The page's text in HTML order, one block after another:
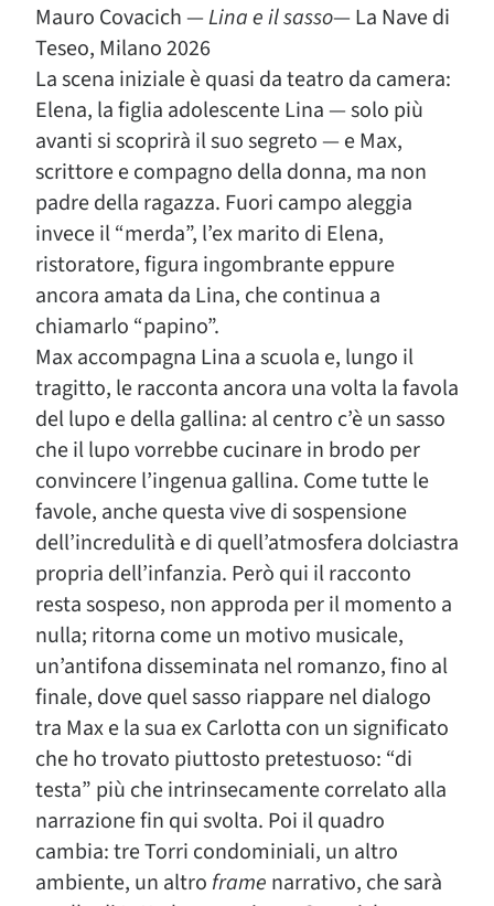
Mauro Covacich —Lina e il sasso— La Nave di
Teseo, Milano 2026
La scena iniziale è quasi da teatro da camera:
Elena, la figlia adolescente Lina — solo più
avanti si scoprirà il suo segreto — e Max,
scrittore e compagno della donna, ma non
padre della ragazza. Fuori campo aleggia
invece il “merda”, l’ex marito di Elena,
ristoratore, figura ingombrante eppure
ancora amata da Lina, che continua a
chiamarlo “papino”.
Max accompagna Lina a scuola e, lungo il
tragitto, le racconta ancora una volta la favola
del lupo e della gallina: al centro c’è un sasso
che il lupo vorrebbe cucinare in brodo per
convincere l’ingenua gallina. Come tutte le
favole, anche questa vive di sospensione
dell’incredulità e di quell’atmosfera dolciastra
propria dell’infanzia. Però qui il racconto
resta sospeso, non approda per il momento a
nulla; ritorna come un motivo musicale,
un’antifona disseminata nel romanzo, fino al
finale, dove quel sasso riappare nel dialogo
tra Max e la sua ex Carlotta con un significato
che ho trovato piuttosto pretestuoso: “di
testa” più che intrinsecamente correlato alla
narrazione fin qui svolta. Poi il quadro
cambia: tre Torri condominiali, un altro
ambiente, un altro frame narrativo, che sarà